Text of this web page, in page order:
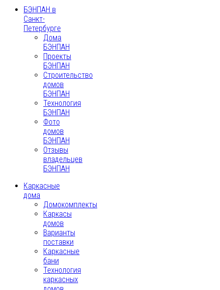
БЭНПАН в
Санкт-
Петербурге
Дома
БЭНПАН
Проекты
БЭНПАН
Строительство
домов
БЭНПАН
Технология
БЭНПАН
Фото
домов
БЭНПАН
Отзывы
владельцев
БЭНПАН
Каркасные
дома
Домокомплекты
Каркасы
домов
Варианты
поставки
Каркасные
бани
Технология
каркасных